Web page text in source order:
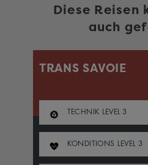
Diese Reisen
auch
TRANS SAVOIE
TECHNIK LEVEL 3
KONDITIONS LEVEL 3